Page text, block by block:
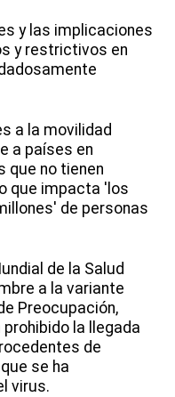
y las implicaciones
y restrictivos en
a la movilidad
a países en
que no tienen
que impacta 'los
de personas
de la Salud
a la variante
Preocupación,
la llegada
de
se ha
virus.